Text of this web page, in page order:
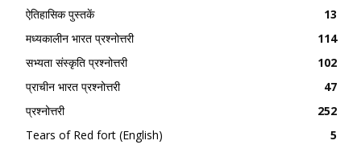
ऐतिहासिक पुस्तकें
13
मध्यकालीन भारत प्रश्नोत्तरी
114
सभ्यता संस्कृति प्रश्नोत्तरी
102
प्राचीन भारत प्रश्नोत्तरी
47
प्रश्नोत्तरी
252
Tears of Red fort (English)
5